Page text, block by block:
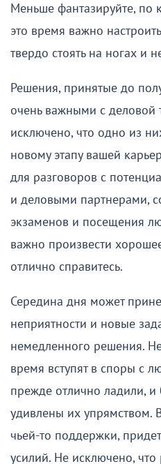
Меньше фантазируйте, по
это время важно
твердо стоять на ногах и
Решения, принятые до
очень важными с деловой
исключено, что одно из
новому этапу вашей
для разговоров с
и деловыми партнерами,
экзаменов и посещения
важно произвести
отлично справитесь.
Середина дня может
неприятности и новые
немедленного решения.
время вступят в споры с
прежде отлично ладили, и
удивлены их упрямством.
чьей-то поддержки,
усилий. Не исключено,